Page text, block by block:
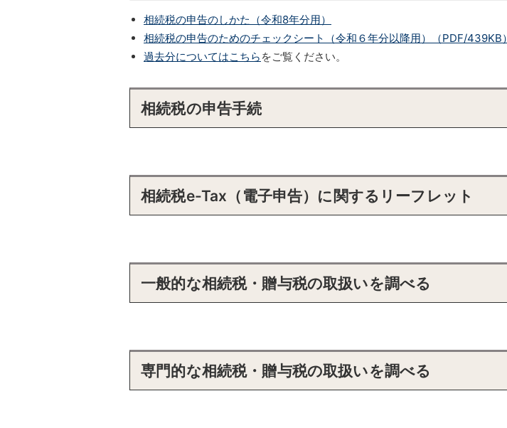
相続税の申告のしかた（令和8年分用）
相続税の申告のためのチェックシート（令和６年分以降用）（PDF/439KB）
過去分についてはこちら をご覧ください。
相続税の申告手続
相続税e-Tax（電子申告）に関するリーフレット
一般的な相続税・贈与税の取扱いを調べる
専門的な相続税・贈与税の取扱いを調べる